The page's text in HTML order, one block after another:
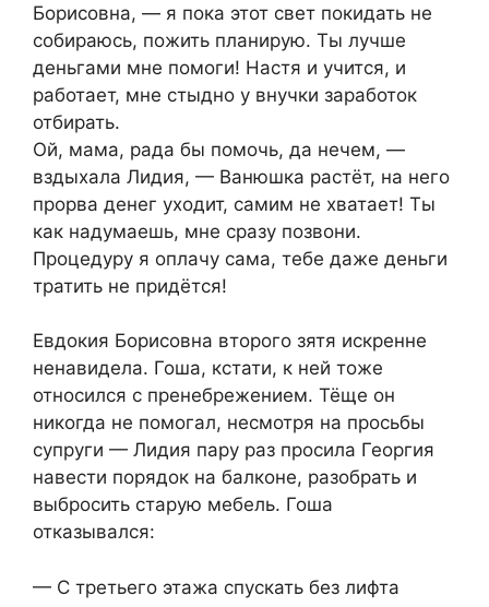
Борисовна, — я пока этот свет покидать не
собираюсь, пожить планирую. Ты лучше
деньгами мне помоги! Настя и учится, и
работает, мне стыдно у внучки заработок
отбирать.​
Ой, мама, рада бы помочь, да нечем, —
вздыхала Лидия, — Ванюшка растёт, на него
прорва денег уходит, самим не хватает! Ты
как надумаешь, мне сразу позвони.
Процедуру я оплачу сама, тебе даже деньги
тратить не придётся!​
​Евдокия Борисовна второго зятя искренне
ненавидела. Гоша, кстати, к ней тоже
относился с пренебрежением. Тёще он
никогда не помогал, несмотря на просьбы
супруги — Лидия пару раз просила Георгия
навести порядок на балконе, разобрать и
выбросить старую мебель. Гоша
отказывался:​
​— С третьего этажа спускать без лифта